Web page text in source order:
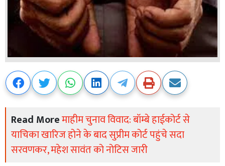
Read Moreमाहीम चुनाव विवाद: बॉम्बे हाईकोर्ट से
याचिका खारिज होने के बाद सुप्रीम कोर्ट पहुंचे सदा
सरवणकर, महेश सावंत को नोटिस जारी